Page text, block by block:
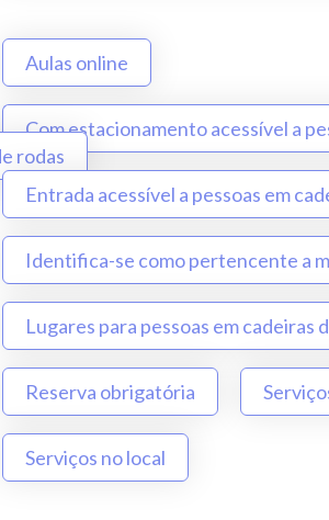
Aulas online
Com estacionamento acessível a
rodas
Entrada acessível a pessoas em
Identifica-se como pertencente a
Lugares para pessoas em cadeiras
Reserva obrigatória
Serviços no local